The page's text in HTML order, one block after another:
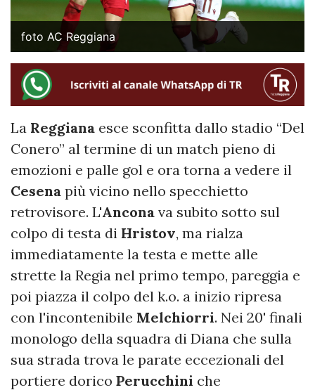
foto AC Reggiana
La Reggiana esce sconfitta dallo stadio “Del
Conero” al termine di un match pieno di
emozioni e palle gol e ora torna a vedere il
Cesena più vicino nello specchietto
retrovisore. L'Ancona va subito sotto sul
colpo di testa di Hristov, ma rialza
immediatamente la testa e mette alle
strette la Regia nel primo tempo, pareggia e
poi piazza il colpo del k.o. a inizio ripresa
con l'incontenibile Melchiorri. Nei 20' finali
monologo della squadra di Diana che sulla
sua strada trova le parate eccezionali del
portiere dorico Perucchini che